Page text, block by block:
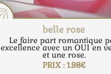
belle rose
Le faire part romantique
excellence avec un OUI en
et une rose.
PRIX : 1.98€